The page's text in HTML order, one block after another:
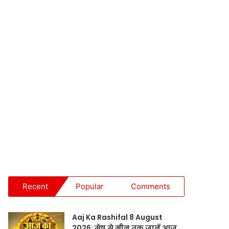
Recent Popular Comments
Aaj Ka Rashifal 8 August